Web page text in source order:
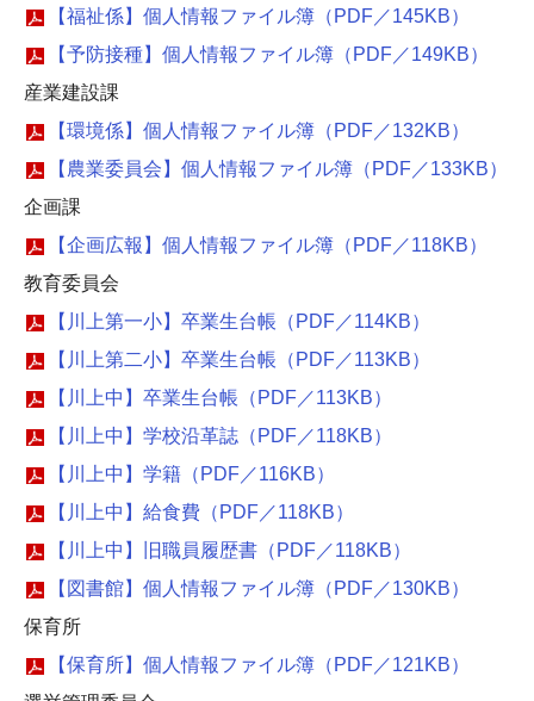
【福祉係】個人情報ファイル簿（PDF／145KB）
【予防接種】個人情報ファイル簿（PDF／149KB）
産業建設課
【環境係】個人情報ファイル簿（PDF／132KB）
【農業委員会】個人情報ファイル簿（PDF／133KB）
企画課
【企画広報】個人情報ファイル簿（PDF／118KB）
教育委員会
【川上第一小】卒業生台帳（PDF／114KB）
【川上第二小】卒業生台帳（PDF／113KB）
【川上中】卒業生台帳（PDF／113KB）
【川上中】学校沿革誌（PDF／118KB）
【川上中】学籍（PDF／116KB）
【川上中】給食費（PDF／118KB）
【川上中】旧職員履歴書（PDF／118KB）
【図書館】個人情報ファイル簿（PDF／130KB）
保育所
【保育所】個人情報ファイル簿（PDF／121KB）